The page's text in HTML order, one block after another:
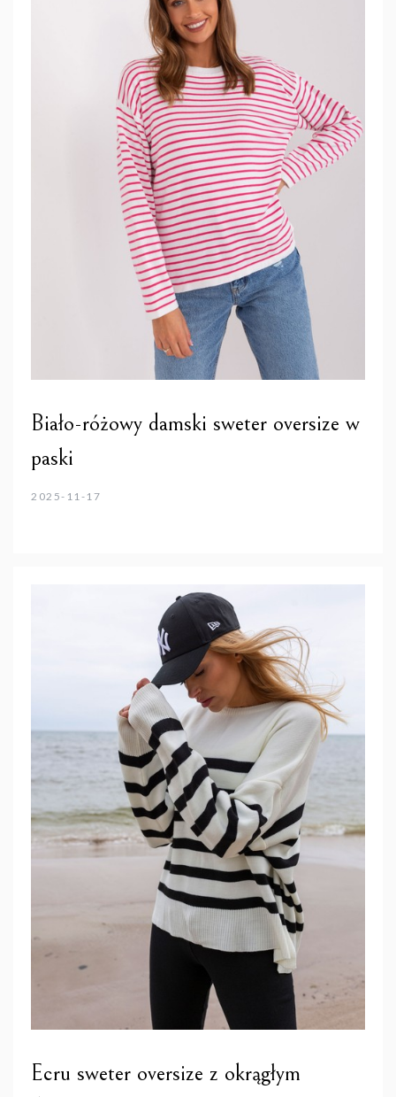
Biało-różowy damski sweter oversize w
paski
2025-11-17
Ecru sweter oversize z okrągłym